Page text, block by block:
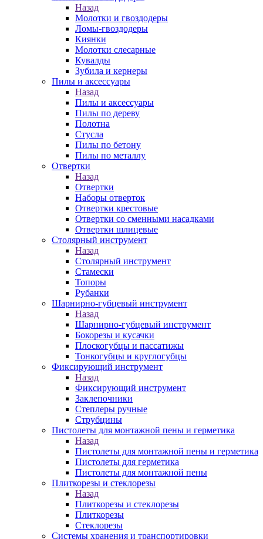
Назад
Молотки и гвоздодеры
Ломы-гвоздодеры
Киянки
Молотки слесарные
Кувалды
Зубила и кернеры
Пилы и аксессуары
Назад
Пилы и аксессуары
Пилы по дереву
Полотна
Стусла
Пилы по бетону
Пилы по металлу
Отвертки
Назад
Отвертки
Наборы отверток
Отвертки крестовые
Отвертки со сменными насадками
Отвертки шлицевые
Столярный инструмент
Назад
Столярный инструмент
Стамески
Топоры
Рубанки
Шарнирно-губцевый инструмент
Назад
Шарнирно-губцевый инструмент
Бокорезы и кусачки
Плоскогубцы и пассатижы
Тонкогубцы и круглогубцы
Фиксирующий инструмент
Назад
Фиксирующий инструмент
Заклепочники
Степлеры ручные
Струбцины
Пистолеты для монтажной пены и герметика
Назад
Пистолеты для монтажной пены и герметика
Пистолеты для герметика
Пистолеты для монтажной пены
Плиткорезы и стеклорезы
Назад
Плиткорезы и стеклорезы
Плиткорезы
Стеклорезы
Системы хранения и транспортировки